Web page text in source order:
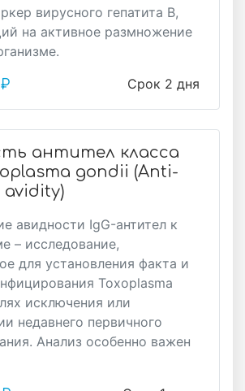
вирусного гепатита В,
на активное размножение
Срок 2 дня
антител класса
gondii (Anti-
avidity)
авидности IgG-антител к
– исследование,
для установления факта и
Toxoplasma
исключения или
недавнего первичного
Анализ особенно важен